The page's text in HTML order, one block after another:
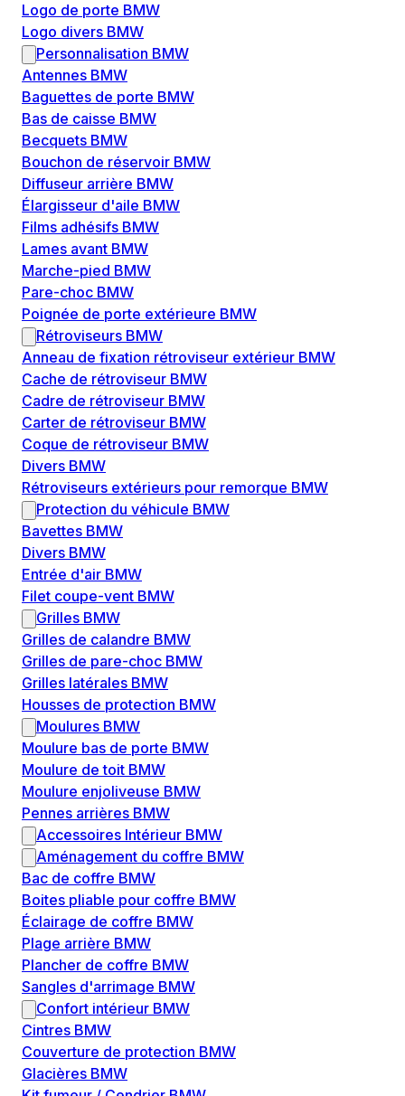
Logo de porte BMW
Logo divers BMW
Personnalisation BMW
Antennes BMW
Baguettes de porte BMW
Bas de caisse BMW
Becquets BMW
Bouchon de réservoir BMW
Diffuseur arrière BMW
Élargisseur d'aile BMW
Films adhésifs BMW
Lames avant BMW
Marche-pied BMW
Pare-choc BMW
Poignée de porte extérieure BMW
Rétroviseurs BMW
Anneau de fixation rétroviseur extérieur BMW
Cache de rétroviseur BMW
Cadre de rétroviseur BMW
Carter de rétroviseur BMW
Coque de rétroviseur BMW
Divers BMW
Rétroviseurs extérieurs pour remorque BMW
Protection du véhicule BMW
Bavettes BMW
Divers BMW
Entrée d'air BMW
Filet coupe-vent BMW
Grilles BMW
Grilles de calandre BMW
Grilles de pare-choc BMW
Grilles latérales BMW
Housses de protection BMW
Moulures BMW
Moulure bas de porte BMW
Moulure de toit BMW
Moulure enjoliveuse BMW
Pennes arrières BMW
Accessoires Intérieur BMW
Aménagement du coffre BMW
Bac de coffre BMW
Boites pliable pour coffre BMW
Éclairage de coffre BMW
Plage arrière BMW
Plancher de coffre BMW
Sangles d'arrimage BMW
Confort intérieur BMW
Cintres BMW
Couverture de protection BMW
Glacières BMW